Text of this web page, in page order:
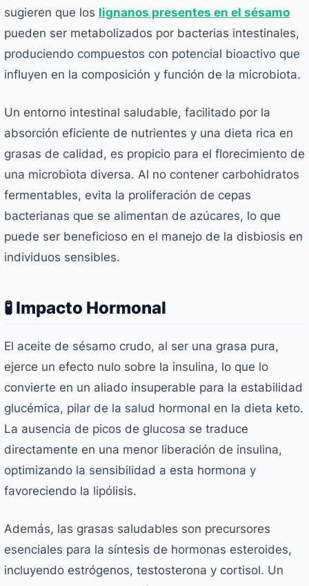
sugieren que los lignanos presentes en el sésamo
pueden ser metabolizados por bacterias intestinales,
produciendo compuestos con potencial bioactivo que
influyen en la composición y función de la microbiota.
Un entorno intestinal saludable, facilitado por la
absorción eficiente de nutrientes y una dieta rica en
grasas de calidad, es propicio para el florecimiento de
una microbiota diversa. Al no contener carbohidratos
fermentables, evita la proliferación de cepas
bacterianas que se alimentan de azúcares, lo que
puede ser beneficioso en el manejo de la disbiosis en
individuos sensibles.
🧪 Impacto Hormonal
El aceite de sésamo crudo, al ser una grasa pura,
ejerce un efecto nulo sobre la insulina, lo que lo
convierte en un aliado insuperable para la estabilidad
glucémica, pilar de la salud hormonal en la dieta keto.
La ausencia de picos de glucosa se traduce
directamente en una menor liberación de insulina,
optimizando la sensibilidad a esta hormona y
favoreciendo la lipólisis.
Además, las grasas saludables son precursores
esenciales para la síntesis de hormonas esteroides,
incluyendo estrógenos, testosterona y cortisol. Un